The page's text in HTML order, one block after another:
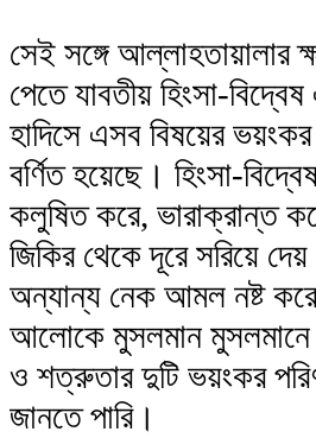
সেই সঙ্গে আল্লাহতায়ালার
পেতে যাবতীয় হিংসা-
হাদিসে এসব বিষয়ের
বর্ণিত হয়েছে। হিংসা-
কলুষিত করে, ভারাক্রান্ত
জিকির থেকে দূরে সরিয়ে
অন্যান্য নেক আমল নষ্ট করে
আলোকে মুসলমান মুসলমানে
ও শত্রুতার দুটি ভয়ংকর
জানতে পারি।